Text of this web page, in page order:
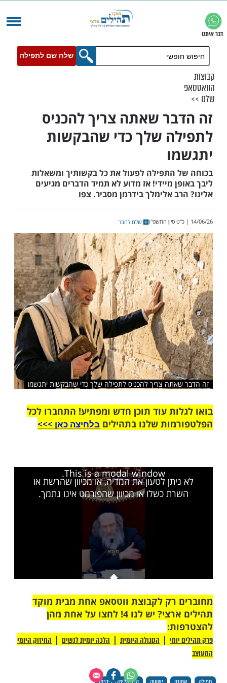
שלח שם לתפילה
שאתה צריך להכניס
שלך כדי שהבקשות
התפילה לפעול את כל בקשותיך ומשאלות
מיידי! אז מדוע לא תמיד הדברים מגיעים
אלימלך בידרמן מסביר. צפו
שלח לחבר
צריך להכניס לתפילה שלך כדי שהבקשות יתגשמו
עוד תוכן חדש ומפתיע! התחברו לכל
שלנו בתהיליםבלחיצה כאן >>>​
This is a modal window.
לטעון את המדיה, או מכיוון שהרשת או
כשלו או מכיוון שהפורמט אינו נתמך.